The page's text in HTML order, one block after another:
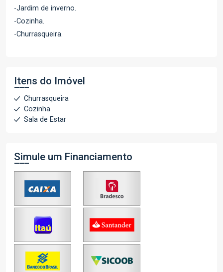
-Jardim de inverno.
-Cozinha.
-Churrasqueira.
Itens do Imóvel
Churrasqueira
Cozinha
Sala de Estar
Simule um Financiamento